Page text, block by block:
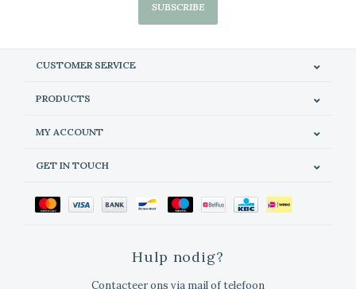
SUBSCRIBE
CUSTOMER SERVICE
PRODUCTS
MY ACCOUNT
GET IN TOUCH
Hulp nodig?
Contacteer ons via mail of telefoon